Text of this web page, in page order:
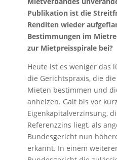
Publikation ist die
Renditen wieder
Bestimmungen im
zur Mietpreisspirale bei?
Heute ist es weniger das
die Gerichtspraxis, die
Mieten bestimmen und
anheizen. Galt bis vor
Eigenkapitalverzinsung,
Referenzzins liegt, als
Bundesgericht nun
erkannt. In einem